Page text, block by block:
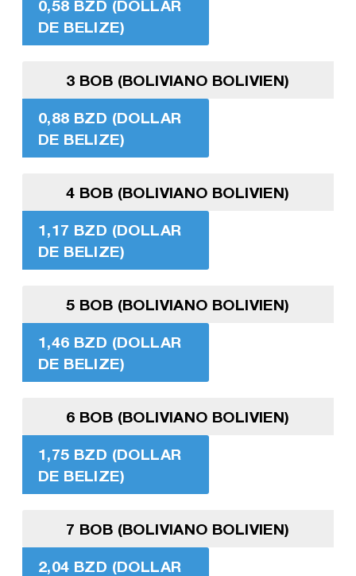
0,58 BZD (DOLLAR
DE BELIZE)
3 BOB (BOLIVIANO BOLIVIEN)
0,88 BZD (DOLLAR
DE BELIZE)
4 BOB (BOLIVIANO BOLIVIEN)
1,17 BZD (DOLLAR
DE BELIZE)
5 BOB (BOLIVIANO BOLIVIEN)
1,46 BZD (DOLLAR
DE BELIZE)
6 BOB (BOLIVIANO BOLIVIEN)
1,75 BZD (DOLLAR
DE BELIZE)
7 BOB (BOLIVIANO BOLIVIEN)
2,04 BZD (DOLLAR